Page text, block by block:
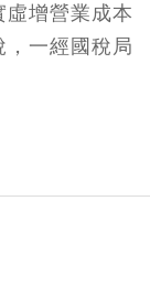
增營業成本
一經國稅局